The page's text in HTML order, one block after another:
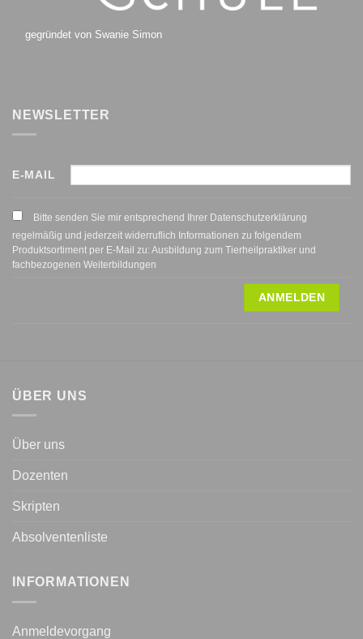
gegründet von Swanie Simon
NEWSLETTER
E-MAIL
Bitte senden Sie mir entsprechend Ihrer Datenschutzerklärung
regelmäßig und jederzeit widerruflich Informationen zu folgendem
Produktsortiment per E-Mail zu: Ausbildung zum Tierheilpraktiker und
fachbezogenen Weiterbildungen
ÜBER UNS
Über uns
Dozenten
Skripten
Absolventenliste
INFORMATIONEN
Anmeldevorgang